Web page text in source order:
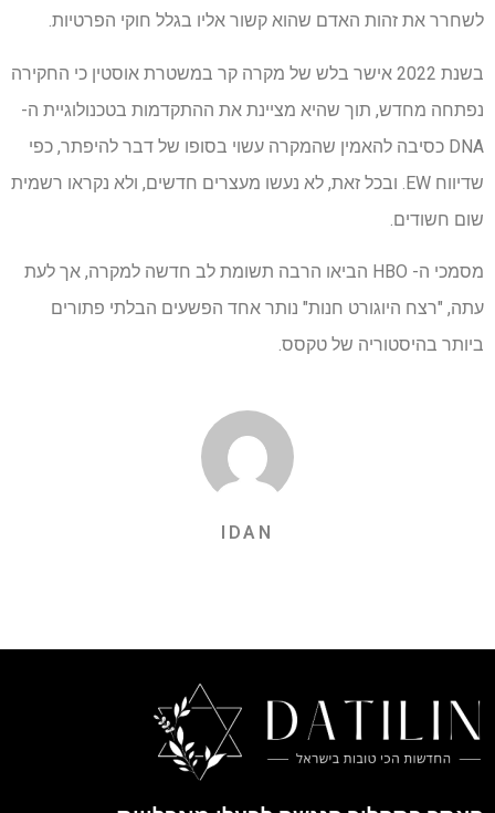
לשחרר את זהות האדם שהוא קשור אליו בגלל חוקי הפרטיות.
בשנת 2022 אישר בלש של מקרה קר במשטרת אוסטין כי החקירה
נפתחה מחדש, תוך שהיא מציינת את ההתקדמות בטכנולוגיית ה-
DNA כסיבה להאמין שהמקרה עשוי בסופו של דבר להיפתר, כפי
שדיווח EW. ובכל זאת, לא נעשו מעצרים חדשים, ולא נקראו רשמית
שום חשודים.
מסמכי ה- HBO הביאו הרבה תשומת לב חדשה למקרה, אך לעת
עתה, "רצח היוגורט חנות" נותר אחד הפשעים הבלתי פתורים
ביותר בהיסטוריה של טקסס.
IDAN